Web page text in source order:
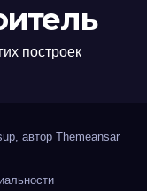
построек
автор Themeansar